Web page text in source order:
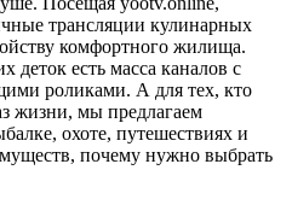
трансляции кулинарных
комфортного жилища.
деток есть масса каналов с
роликами. А для тех, кто
жизни, мы предлагаем
охоте, путешествиях и
почему нужно выбрать